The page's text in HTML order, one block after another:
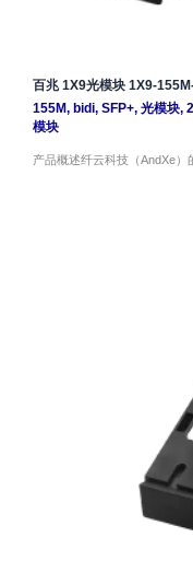
百兆 1X9光模块 1X9-
155M, bidi, SFP+, 光模块,
模块
产品概述纤云科技（AndXe）